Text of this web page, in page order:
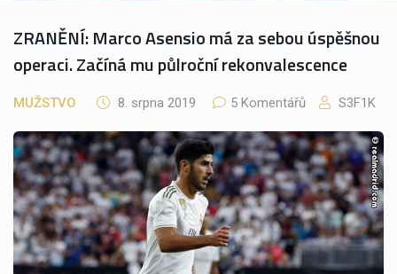
ZRANĚNÍ: Marco Asensio má za sebou úspěšnou
operaci. Začíná mu půlroční rekonvalescence
MUŽSTVO 8. srpna 2019 5 Komentářů S3F1K